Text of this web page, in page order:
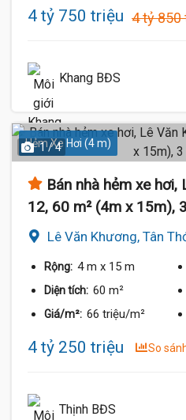
4 tỷ 750 triệu 4 tỷ 850
Khang BĐS
Hẻm Xe Hơi (4 m)
1 / 4
Bán nhà hẻm xe hơi,
12, 60 m² (4m x 15m),
Lê Văn Khương, Tân
Rộng: 4 m x 15 m
Diện tích: 60 m²
Giá/m²: 66 triệu/m²
4 tỷ 250 triệu So
Thịnh BĐS